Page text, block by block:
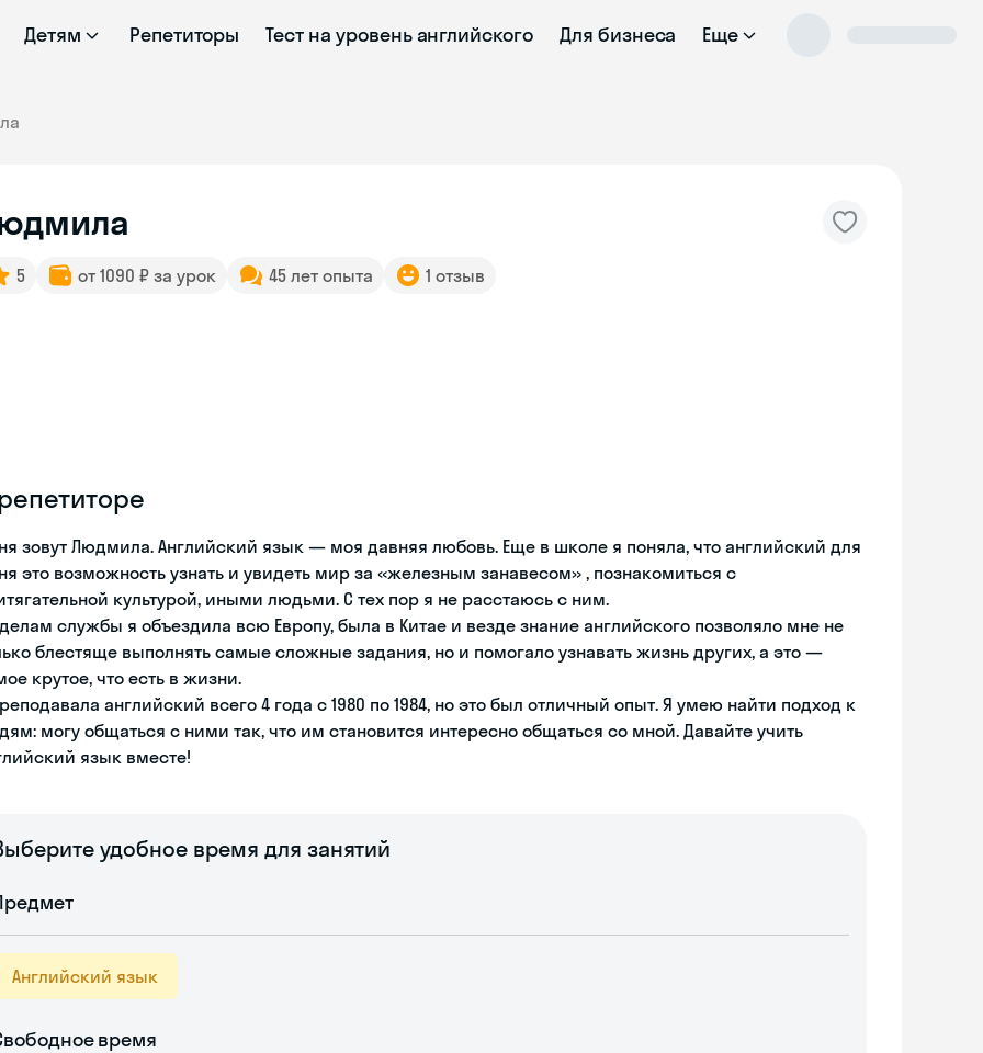
Детям Репетиторы Тест на уровень английского Для бизнеса Еще
5 от 1090 ₽ за урок 45 лет опыта 1 отзыв
зовут Людмила. Английский язык — моя давняя любовь. Еще в школе я поняла, что английский для
это возможность узнать и увидеть мир за «железным занавесом» , познакомиться с
культурой, иными людьми. С тех пор я не расстаюсь с ним.
службы я объездила всю Европу, была в Китае и везде знание английского позволяло мне не
блестяще выполнять самые сложные задания, но и помогало узнавать жизнь других, а это —
крутое, что есть в жизни.
английский всего 4 года с 1980 по 1984, но это был отличный опыт. Я умею найти подход к
могу общаться с ними так, что им становится интересно общаться со мной. Давайте учить
язык вместе!
удобное время для занятий
Английский язык
время